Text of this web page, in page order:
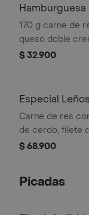
Hamburguesa
170 g carne de
queso doble
rodajas, cebolla
$ 32.900
Especial Leños
Carne de res
de cerdo, filete
cerdo ahumada.
$ 68.900
Picadas